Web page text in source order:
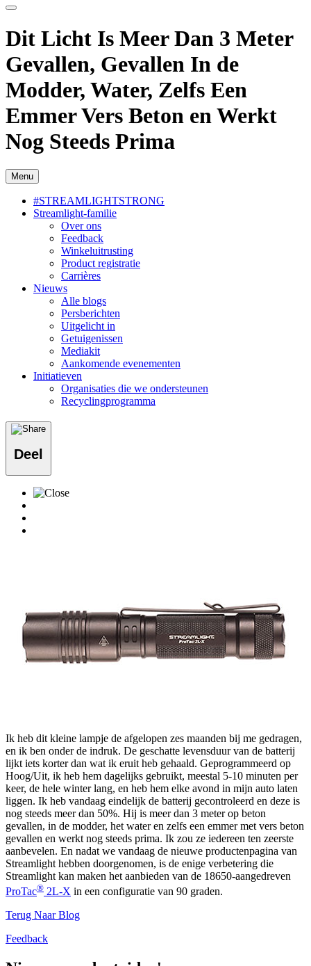
Dit Licht Is Meer Dan 3 Meter
Gevallen, Gevallen In de
Modder, Water, Zelfs Een
Emmer Vers Beton en Werkt
Nog Steeds Prima
Menu
#STREAMLIGHTSTRONG
Streamlight-familie
Over ons
Feedback
Winkeluitrusting
Product registratie
Carrières
Nieuws
Alle blogs
Persberichten
Uitgelicht in
Getuigenissen
Mediakit
Aankomende evenementen
Initiatieven
Organisaties die we ondersteunen
Recyclingprogramma
Deel
Ik heb dit kleine lampje de afgelopen zes maanden bij me gedragen,
en ik ben onder de indruk. De geschatte levensduur van de batterij
lijkt iets korter dan wat ik eruit heb gehaald. Geprogrammeerd op
Hoog/Uit, ik heb hem dagelijks gebruikt, meestal 5-10 minuten per
keer, de hele winter lang, en heb hem elke avond in mijn auto laten
liggen. Ik heb vandaag eindelijk de batterij gecontroleerd en deze is
nog steeds meer dan 50%. Hij is meer dan 3 meter op beton
gevallen, in de modder, het water en zelfs een emmer met vers beton
gevallen en werkt nog steeds prima. Ik zou ze iedereen ten zeerste
aanbevelen. En nadat we vandaag de nieuwe productenpagina van
Streamlight hebben doorgenomen, is de enige verbetering die
Streamlight kan maken het aanbieden van de 18650-aangedreven
ProTac® 2L-X in een configuratie van 90 graden.
Terug Naar Blog
Feedback